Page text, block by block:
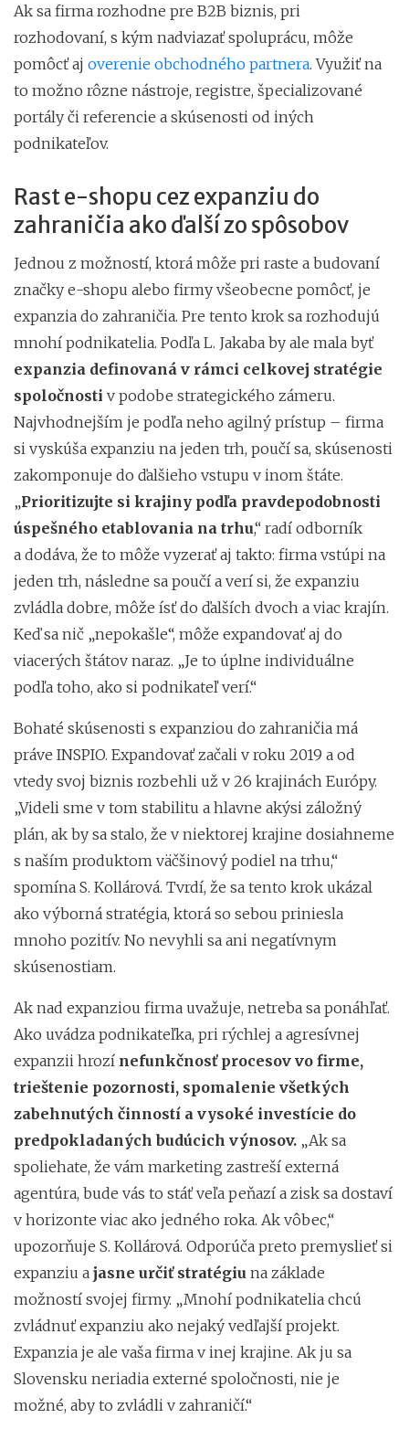
Ak sa firma rozhodne pre B2B biznis, pri
rozhodovaní, s kým nadviazať spoluprácu, môže
pomôcť aj overenie obchodného partnera. Využiť na
to možno rôzne nástroje, registre, špecializované
portály či referencie a skúsenosti od iných
podnikateľov.
Rast e-shopu cez expanziu do
zahraničia ako ďalší zo spôsobov
Jednou z možností, ktorá môže pri raste a budovaní
značky e-shopu alebo firmy všeobecne pomôcť, je
expanzia do zahraničia. Pre tento krok sa rozhodujú
mnohí podnikatelia. Podľa L. Jakaba by ale mala byť
expanzia definovaná v rámci celkovej stratégie
spoločnosti v podobe strategického zámeru.
Najvhodnejším je podľa neho agilný prístup – firma
si vyskúša expanziu na jeden trh, poučí sa, skúsenosti
zakomponuje do ďalšieho vstupu v inom štáte.
„Prioritizujte si krajiny podľa pravdepodobnosti
úspešného etablovania na trhu,“ radí odborník
a dodáva, že to môže vyzerať aj takto: firma vstúpi na
jeden trh, následne sa poučí a verí si, že expanziu
zvládla dobre, môže ísť do ďalších dvoch a viac krajín.
Keď sa nič „nepokašle“, môže expandovať aj do
viacerých štátov naraz. „Je to úplne individuálne
podľa toho, ako si podnikateľ verí.“
Bohaté skúsenosti s expanziou do zahraničia má
práve INSPIO. Expandovať začali v roku 2019 a od
vtedy svoj biznis rozbehli už v 26 krajinách Európy.
„Videli sme v tom stabilitu a hlavne akýsi záložný
plán, ak by sa stalo, že v niektorej krajine dosiahneme
s naším produktom väčšinový podiel na trhu,“
spomína S. Kollárová. Tvrdí, že sa tento krok ukázal
ako výborná stratégia, ktorá so sebou priniesla
mnoho pozitív. No nevyhli sa ani negatívnym
skúsenostiam.
Ak nad expanziou firma uvažuje, netreba sa ponáhľať.
Ako uvádza podnikateľka, pri rýchlej a agresívnej
expanzii hrozí nefunkčnosť procesov vo firme,
trieštenie pozornosti, spomalenie všetkých
zabehnutých činností a vysoké investície do
predpokladaných budúcich výnosov. „Ak sa
spoliehate, že vám marketing zastreší externá
agentúra, bude vás to stáť veľa peňazí a zisk sa dostaví
v horizonte viac ako jedného roka. Ak vôbec,“
upozorňuje S. Kollárová. Odporúča preto premyslieť si
expanziu a jasne určiť stratégiu na základe
možností svojej firmy. „Mnohí podnikatelia chcú
zvládnuť expanziu ako nejaký vedľajší projekt.
Expanzia je ale vaša firma v inej krajine. Ak ju sa
Slovensku neriadia externé spoločnosti, nie je
možné, aby to zvládli v zahraničí.“